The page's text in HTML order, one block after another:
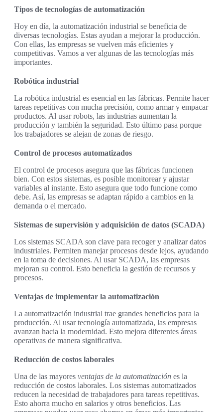
Tipos de tecnologías de automatización
Hoy en día, la automatización industrial se beneficia de
diversas tecnologías. Estas ayudan a mejorar la producción.
Con ellas, las empresas se vuelven más eficientes y
competitivas. Vamos a ver algunas de las tecnologías más
importantes.
Robótica industrial
La robótica industrial es esencial en las fábricas. Permite hacer
tareas repetitivas con mucha precisión, como armar y empacar
productos. Al usar robots, las industrias aumentan la
producción y también la seguridad. Esto último pasa porque
los trabajadores se alejan de zonas de riesgo.
Control de procesos automatizados
El control de procesos asegura que las fábricas funcionen
bien. Con estos sistemas, es posible monitorear y ajustar
variables al instante. Esto asegura que todo funcione como
debe. Así, las empresas se adaptan rápido a cambios en la
demanda o el mercado.
Sistemas de supervisión y adquisición de datos (SCADA)
Los sistemas SCADA son clave para recoger y analizar datos
industriales. Permiten manejar procesos desde lejos, ayudando
en la toma de decisiones. Al usar SCADA, las empresas
mejoran su control. Esto beneficia la gestión de recursos y
procesos.
Ventajas de implementar la automatización
La automatización industrial trae grandes beneficios para la
producción. Al usar tecnología automatizada, las empresas
avanzan hacia la modernidad. Esto mejora diferentes áreas
operativas de manera significativa.
Reducción de costos laborales
Una de las mayores ventajas de la automatización es la
reducción de costos laborales. Los sistemas automatizados
reducen la necesidad de trabajadores para tareas repetitivas.
Esto ahorra mucho en salarios y otros beneficios. Las